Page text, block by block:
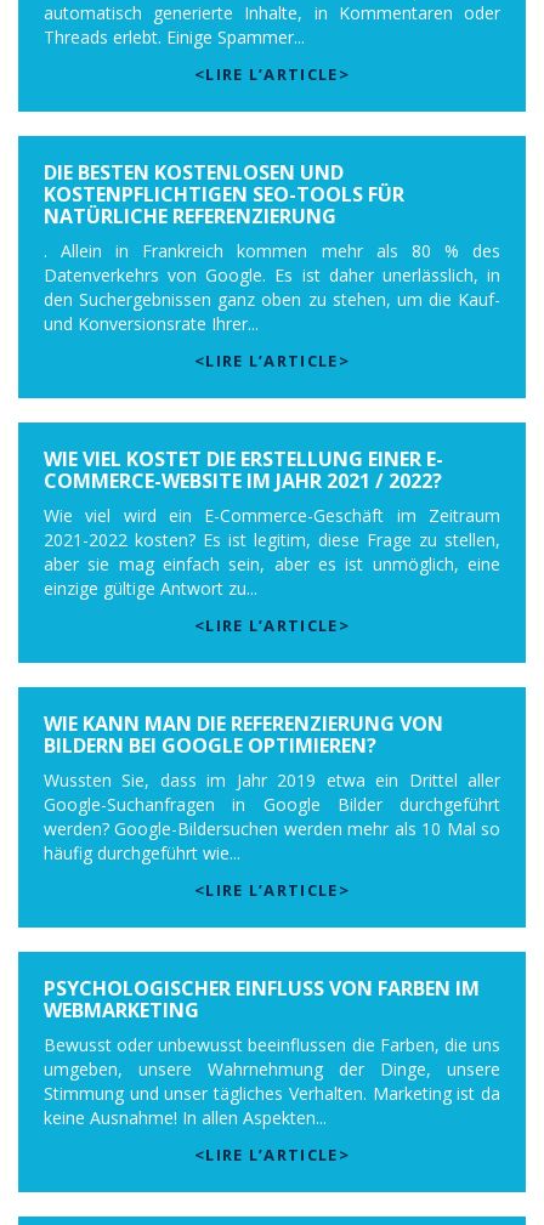
automatisch generierte Inhalte, in Kommentaren oder
Threads erlebt. Einige Spammer...
<LIRE L’ARTICLE>
DIE BESTEN KOSTENLOSEN UND
KOSTENPFLICHTIGEN SEO-TOOLS FÜR
NATÜRLICHE REFERENZIERUNG
. Allein in Frankreich kommen mehr als 80 % des
Datenverkehrs von Google. Es ist daher unerlässlich, in
den Suchergebnissen ganz oben zu stehen, um die Kauf-
und Konversionsrate Ihrer...
<LIRE L’ARTICLE>
WIE VIEL KOSTET DIE ERSTELLUNG EINER E-
COMMERCE-WEBSITE IM JAHR 2021 / 2022?
Wie viel wird ein E-Commerce-Geschäft im Zeitraum
2021-2022 kosten? Es ist legitim, diese Frage zu stellen,
aber sie mag einfach sein, aber es ist unmöglich, eine
einzige gültige Antwort zu...
<LIRE L’ARTICLE>
WIE KANN MAN DIE REFERENZIERUNG VON
BILDERN BEI GOOGLE OPTIMIEREN?
Wussten Sie, dass im Jahr 2019 etwa ein Drittel aller
Google-Suchanfragen in Google Bilder durchgeführt
werden? Google-Bildersuchen werden mehr als 10 Mal so
häufig durchgeführt wie...
<LIRE L’ARTICLE>
PSYCHOLOGISCHER EINFLUSS VON FARBEN IM
WEBMARKETING
Bewusst oder unbewusst beeinflussen die Farben, die uns
umgeben, unsere Wahrnehmung der Dinge, unsere
Stimmung und unser tägliches Verhalten. Marketing ist da
keine Ausnahme! In allen Aspekten...
<LIRE L’ARTICLE>